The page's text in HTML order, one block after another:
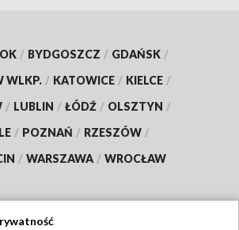
/ BYDGOSZCZ / GDAŃSK /
WLKP. / KATOWICE / KIELCE /
/ LUBLIN / ŁÓDŹ / OLSZTYN /
/ POZNAŃ / RZESZÓW /
/ WARSZAWA / WROCŁAW